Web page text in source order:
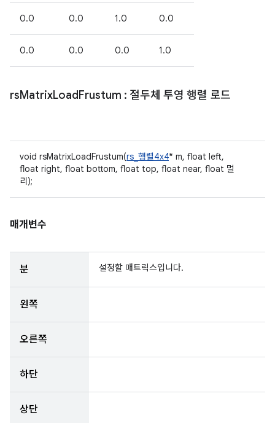
0.0 0.0 1.0 0.0
0.0 0.0 0.0 1.0
rsMatrixLoad Frustum : 절두체 투영 행렬 로드
void rsMatrixLoadFrustum(rs_행렬4x4* m, float left,
float right, float bottom, float top, float near, float 멀
리);
매개변수
분 설정할 매트릭스입니다.
왼쪽
오른쪽
하단
상단